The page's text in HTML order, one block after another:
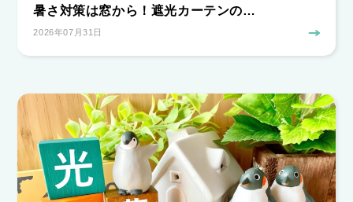
暑さ対策は窓から！遮光カーテンの…
2026年07月31日